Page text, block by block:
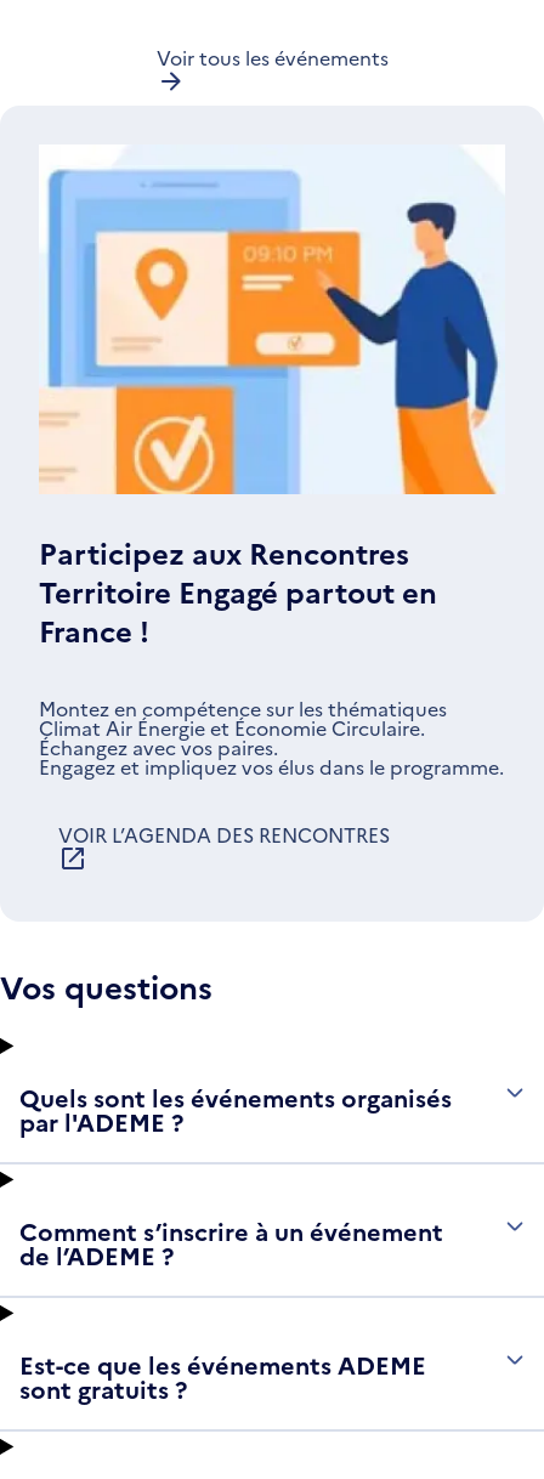
Voir tous les événements
Participez aux Rencontres
Territoire Engagé partout en
France !
Montez en compétence sur les thématiques
Climat Air Énergie et Économie Circulaire.
Échangez avec vos paires.
Engagez et impliquez vos élus dans le programme.
VOIR L’AGENDA DES RENCONTRES
Vos questions
Quels sont les événements organisés
par l'ADEME ?
Comment s’inscrire à un événement
de l’ADEME ?
Est-ce que les événements ADEME
sont gratuits ?